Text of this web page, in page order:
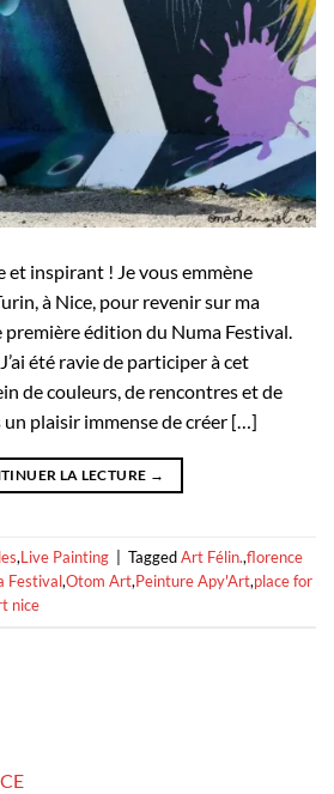
inspirant ! Je vous emmène
à Nice, pour revenir sur ma
édition du Numa Festival.
été ravie de participer à cet
de couleurs, de rencontres et de
un plaisir immense de créer […]
LA LECTURE →
,Live Painting TaggedArt Félin.,florence
Festival,Otom Art,Peinture Apy'Art,place for
nice